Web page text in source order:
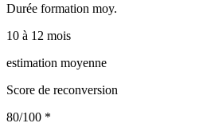
Durée formation moy.
10 à 12 mois
estimation moyenne
Score de reconversion
80/100 *